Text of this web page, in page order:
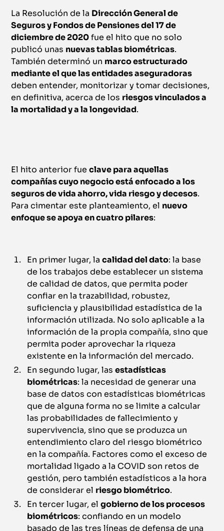
La Resolución de la Dirección General de
Seguros y Fondos de Pensiones del 17 de
diciembre de 2020fue el hito que no solo
publicó unas nuevas tablas biométricas.
También determinó un marco estructurado
mediante el que las entidades aseguradoras
deben entender, monitorizar y tomar decisiones,
en definitiva, acerca de los riesgos vinculados a
la mortalidad y a la longevidad.
El hito anterior fueclave para aquellas
compañías cuyo negocio está enfocado a los
seguros de vida ahorro, vida riesgo y decesos.
Para cimentar este planteamiento, el nuevo
enfoque se apoya en cuatro pilares:
En primer lugar, lacalidad del dato: la base
de los trabajos debe establecer un sistema
de calidad de datos, que permita poder
confiar en la trazabilidad, robustez,
suficiencia y plausibilidad estadística de la
información utilizada. No solo aplicable a la
información de la propia compañía, sino que
permita poder aprovechar la riqueza
existente en la información del mercado.
En segundo lugar, lasestadísticas
biométricas: la necesidad de generar una
base de datos con estadísticas biométricas
que de alguna forma no se limite a calcular
las probabilidades de fallecimiento y
supervivencia, sino que se produzca un
entendimiento claro del riesgo biométrico
en la compañía. Factores como el exceso de
mortalidad ligado a la COVID son retos de
gestión, pero también estadísticos a la hora
de considerar el riesgo biométrico.
En tercer lugar, elgobierno de los procesos
biométricos: confiando en un modelo
basado de las tres líneas de defensa de una